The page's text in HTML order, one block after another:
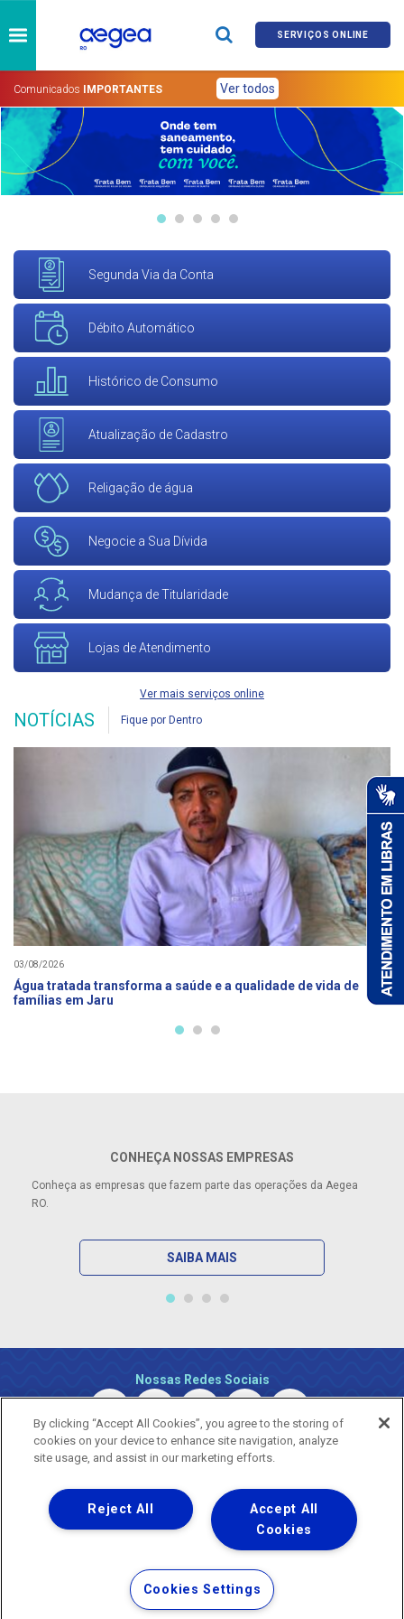
SERVIÇOS ONLINE
Comunicados IMPORTANTES Ver todos
Segunda Via da Conta
Débito Automático
Histórico de Consumo
Atualização de Cadastro
Religação de água
Negocie a Sua Dívida
Mudança de Titularidade
Lojas de Atendimento
Ver mais serviços online
NOTÍCIAS Fique por Dentro
03/08/2026
Água tratada transforma a saúde e a qualidade de vida de
famílias em Jaru
CONHEÇA NOSSAS EMPRESAS
Conheça as empresas que fazem parte das operações da Aegea
RO.
SAIBA MAIS
Nossas Redes Sociais
Copyright © 2026 - Todos os Direitos Reservados.
Nossa natureza movimenta a vida
Termos Gerais de Uso de Sites e Aplicativos
Política de Privacidade e Proteção de Dados
By clicking “Accept All Cookies”, you agree to the storing of
cookies on your device to enhance site navigation, analyze
site usage, and assist in our marketing efforts.
Accept All
Cookies
Reject All
Cookies Settings